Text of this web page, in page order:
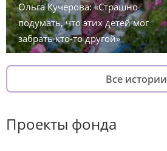
Ольга Кучерова: «Страшно
подумать, что этих детей мог
забрать кто-то другой»
Все истории
Проекты фонда